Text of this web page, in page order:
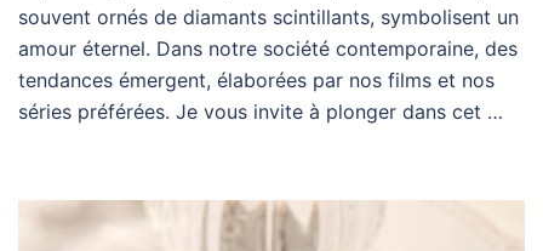
souvent ornés de diamants scintillants, symbolisent un
amour éternel. Dans notre société contemporaine, des
tendances émergent, élaborées par nos films et nos
séries préférées. Je vous invite à plonger dans cet …